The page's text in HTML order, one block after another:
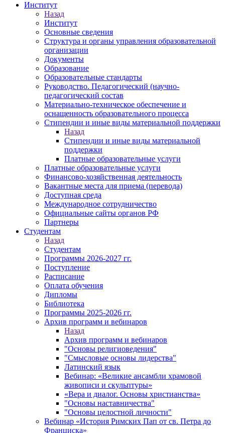
Институт
Назад
Институт
Основные сведения
Структура и органы управления образовательной
организации
Документы
Образование
Образовательные стандарты
Руководство. Педагогический (научно-
педагогический состав
Материально-техническое обеспечение и
оснащенность образовательного процесса
Стипендии и иные виды материальной поддержки
Назад
Стипендии и иные виды материальной
поддержки
Платные образовательные услуги
Платные образовательные услуги
Финансово-хозяйственная деятельность
Вакантные места для приема (перевода)
Доступная среда
Международное сотрудничество
Официальные сайты органов РФ
Партнеры
Студентам
Назад
Студентам
Программы 2026-2027 гг.
Поступление
Расписание
Оплата обучения
Дипломы
Библиотека
Программы 2025-2026 гг.
Архив программ и вебинаров
Назад
Архив программ и вебинаров
"Основы религиоведения"
"Смысловые основы лидерства"
Латинский язык
Вебинар: «Великие ансамбли храмовой
живописи и скульптуры»
«Вера и диалог. Основы христианства»
"Основы наставничества"
"Основы целостной личности"
Вебинар «История Римских Пап от св. Петра до
Франциска»